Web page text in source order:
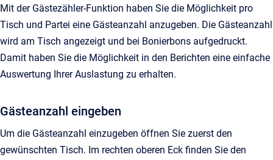
Mit der Gästezähler-Funktion haben Sie die Möglichkeit pro
Tisch und Partei eine Gästeanzahl anzugeben. Die Gästeanzahl
wird am Tisch angezeigt und bei Bonierbons aufgedruckt.
Damit haben Sie die Möglichkeit in den Berichten eine einfache
Auswertung Ihrer Auslastung zu erhalten.
Gästeanzahl eingeben
Um die Gästeanzahl einzugeben öffnen Sie zuerst den
gewünschten Tisch. Im rechten oberen Eck finden Sie den